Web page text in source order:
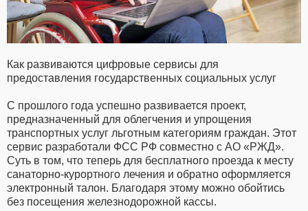
Как развиваются цифровые сервисы для
предоставления государственных социальных услуг
С прошлого года успешно развивается проект,
предназначенный для облегчения и упрощения
транспортных услуг льготным категориям граждан. Этот
сервис разработали ФСС РФ совместно с АО «РЖД».
Суть в том, что теперь для бесплатного проезда к месту
санаторно-курортного лечения и обратно оформляется
электронный талон. Благодаря этому можно обойтись
без посещения железнодорожной кассы.